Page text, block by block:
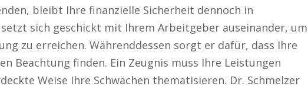
bleibt Ihre finanzielle Sicherheit dennoch in
setzt sich geschickt mit Ihrem Arbeitgeber auseinander, um
zu erreichen. Währenddessen sorgt er dafür, dass Ihre
Beachtung finden. Ein Zeugnis muss Ihre Leistungen
Weise Ihre Schwächen thematisieren. Dr. Schmelzer